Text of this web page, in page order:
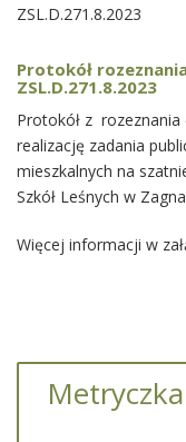
ZSL.D.271.8.2023
Protokół
ZSL.D.271.8.2023
Protokół z
realizację zadania
mieszkalnych na
Szkół Leśnych w
Więcej informacji w
Metryczka